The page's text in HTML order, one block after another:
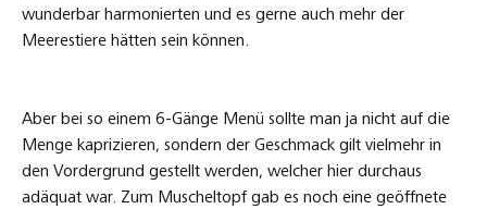
wunderbar harmonierten und es gerne auch mehr der
Meerestiere hätten sein können.
Aber bei so einem 6-Gänge Menü sollte man ja nicht auf die
Menge kaprizieren, sondern der Geschmack gilt vielmehr in
den Vordergrund gestellt werden, welcher hier durchaus
adäquat war. Zum Muscheltopf gab es noch eine geöffnete